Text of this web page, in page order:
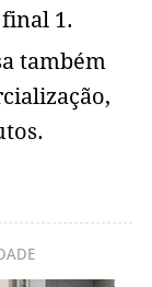
1.
também